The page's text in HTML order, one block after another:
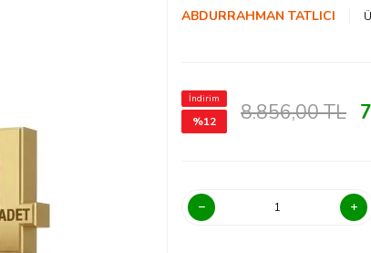
ABDURRAHMAN TATLICI
İndirim
%12 8.856,00TL